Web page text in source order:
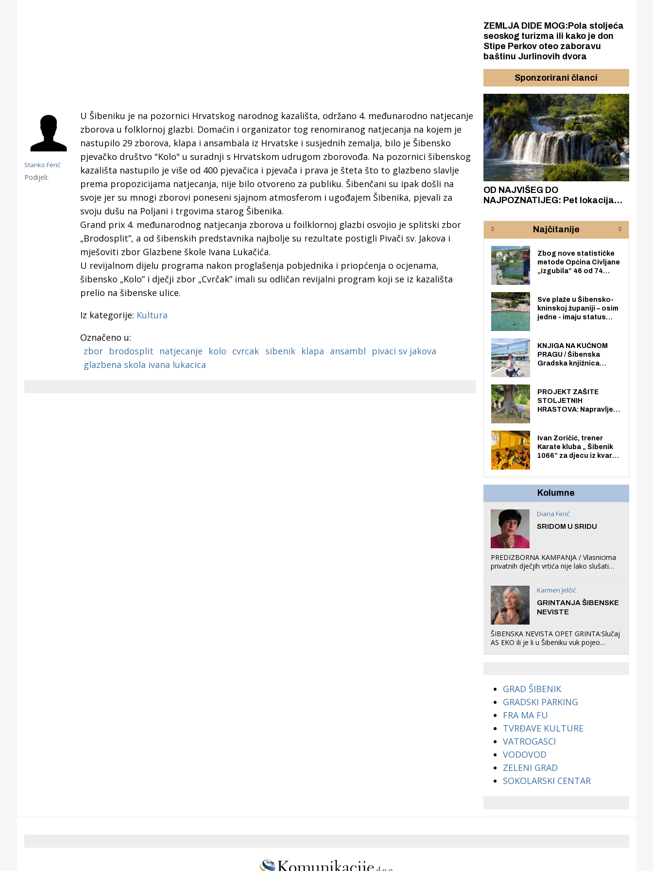
Stanko Ferić
Podijeli:
U Šibeniku je na pozornici Hrvatskog narodnog kazališta, održano 4. međunarodno natjecanje
zborova u folklornoj glazbi. Domaćin i organizator tog renomiranog natjecanja na kojem je
nastupilo 29 zborova, klapa i ansambala iz Hrvatske i susjednih zemalja, bilo je Šibensko
pjevačko društvo "Kolo" u suradnji s Hrvatskom udrugom zborovođa. Na pozornici šibenskog
kazališta nastupilo je više od 400 pjevačica i pjevača i prava je šteta što to glazbeno slavlje
prema propozicijama natjecanja, nije bilo otvoreno za publiku. Šibenčani su ipak došli na
svoje jer su mnogi zborovi poneseni sjajnom atmosferom i ugođajem Šibenika, pjevali za
svoju dušu na Poljani i trgovima starog Šibenika.
Grand prix 4. međunarodnog natjecanja zborova u foilklornoj glazbi osvojio je splitski zbor
„Brodosplit”, a od šibenskih predstavnika najbolje su rezultate postigli Pivači sv. Jakova i
mješoviti zbor Glazbene škole Ivana Lukačića.
U revijalnom dijelu programa nakon proglašenja pobjednika i priopćenja o ocjenama,
šibensko „Kolo” i dječji zbor „Cvrčak” imali su odličan revijalni program koji se iz kazališta
prelio na šibenske ulice.
Iz kategorije: Kultura
Označeno u:
zbor brodosplit natjecanje kolo cvrcak sibenik klapa ansambl
pivaci sv jakova
glazbena skola ivana lukacica
ZEMLJA DIDE MOG:Pola stoljeća
seoskog turizma ili kako je don
Stipe Perkov oteo zaboravu
baštinu Jurlinovih dvora
Sponzorirani članci
Gornji tok Krke iz prve ruke -
Otkrijte hostel Titius u
edukativnom kampusu NP Krka u
Puljanima
Šibenik spreman za dolazak
električnih autobusa: izgrađeno
OD NAJVIŠEG DO
NAJPOZNATIJEG: Pet lokacija
rijeke Krke
Najčitanije
Zbog nove statističke
metode Općina Civljane
„izgubila” 46 od 74
nego radno sposobnih
osoba među svojih 170
stanovnika.
Sve plaže u Šibensko-
kninskoj županiji – osim
jedne - imaju status
općoj upotrebi. Pristup
je slobodan i besplatan
za sve građane i
KNJIGA NA KUĆNOM
PRAGU / Šibenska
Gradska knjižnica
knjiga na kućnu adresu
električnim biciklom.
PROJEKT ZAŠITE
STOLJETNIH
HRASTOVA: Napravljen
Zmajevac
Ivan Zoričić, trener
Karate kluba „ Šibenik
1066” za djecu iz kvarta
organizirao dječje
Kolumne
Diana Ferić
SRIDOM U SRIDU
PREDIZBORNA KAMPANJA / Vlasnicima
privatnih dječjih vrtića nije lako slušati
što oni rade u Šibeniku ne postoji
Karmen Jelčić
GRINTANJA ŠIBENSKE
NEVISTE
ŠIBENSKA NEVISTA OPET GRINTA:Slučaj
AS EKO ili je li u Šibeniku vuk pojeo
GRAD ŠIBENIK
GRADSKI PARKING
FRA MA FU
TVRĐAVE KULTURE
VATROGASCI
VODOVOD
ZELENI GRAD
SOKOLARSKI CENTAR